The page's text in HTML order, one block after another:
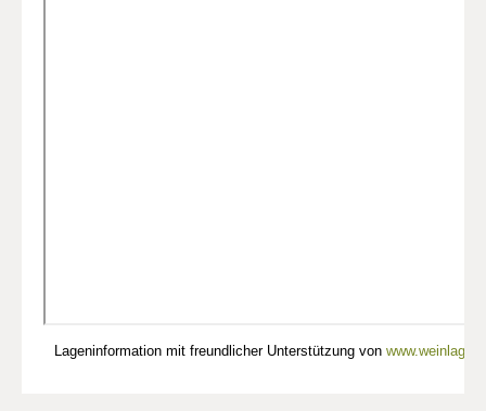
Lageninformation mit freundlicher Unterstützung von